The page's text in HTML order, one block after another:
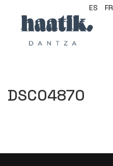
ES FR
DSC04870